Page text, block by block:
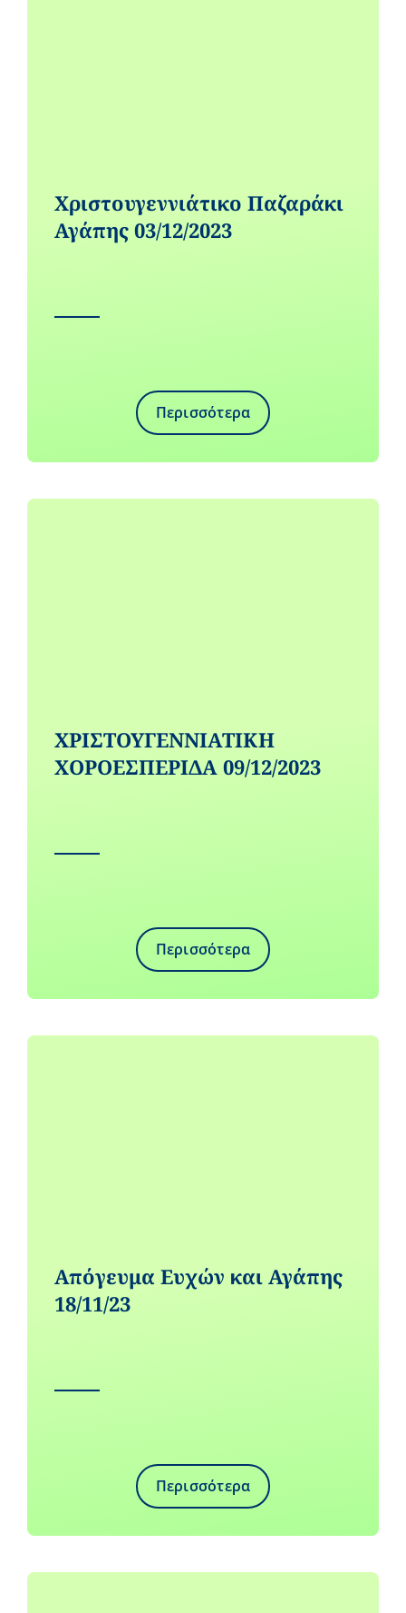
Χριστουγεννιάτικο Παζαράκι
Αγάπης 03/12/2023
Περισσότερα
ΧΡΙΣΤΟΥΓΕΝΝΙΑΤΙΚΗ
ΧΟΡΟΕΣΠΕΡΙΔΑ 09/12/2023
Περισσότερα
Απόγευμα Ευχών και Αγάπης
18/11/23
Περισσότερα